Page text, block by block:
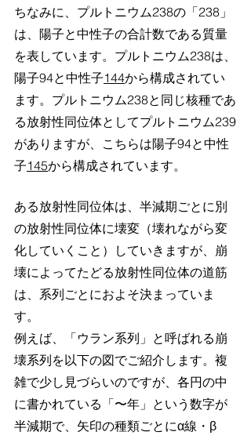
ちなみに、プルトニウム238の「238」
は、陽子と中性子の合計数である質量
を表しています。プルトニウム238は、
陽子94と中性子144から構成されてい
ます。プルトニウム238と同じ核種であ
る放射性同位体としてプルトニウム239
がありますが、こちらは陽子94と中性
子145から構成されています。
ある放射性同位体は、半減期ごとに別
の放射性同位体に壊変（壊れながら変
化していくこと）していきますが、崩
壊によってたどる放射性同位体の道筋
は、系列ごとにおよそ決まっていま
す。
例えば、「ウラン系列」と呼ばれる崩
壊系列を以下の図でご紹介します。複
雑で少し見づらいのですが、各円の中
に書かれている「〜年」という数字が
半減期で、矢印の種類ごとにα線・β